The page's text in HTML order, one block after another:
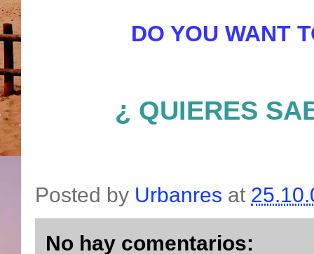
DO YOU WANT
¿ QUIERES
Posted by Urbanres at
No hay comentarios: